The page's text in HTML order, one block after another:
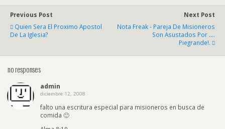
Previous Post
Quien Sera El Proximo Apostol
De La Iglesia?
Next Post
Nota Freak - Pareja De Misioneros
Son Asustados Por ....
Piegrande!.
no responses
admin
diciembre 12, 2008
falto una escritura especial para misioneros en busca de
comida 🙂